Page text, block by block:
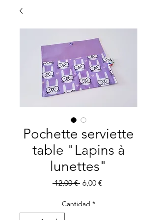
Pochette serviette
table "Lapins à
lunettes"
12,00 € Precio
6,00 €
Cantidad *